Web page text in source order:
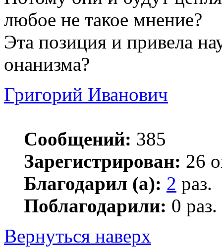
любое не такое мнение?
Эта позиция и привела
онанизма?
Григорий Иванович
Сообщений: 385
Зарегистрирован: 26
Благодарил (а): 2 раз.
Поблагодарили: 0 раз.
Вернуться наверх